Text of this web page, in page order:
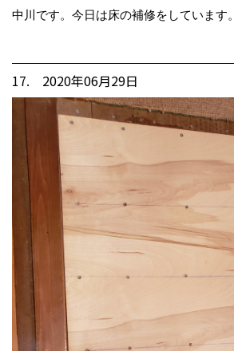
中川です。今日は床の補修をしています。
17. 2020年06月29日